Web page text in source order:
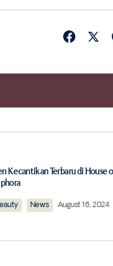
Kecantikan Terbaru di House
News August 16, 2024